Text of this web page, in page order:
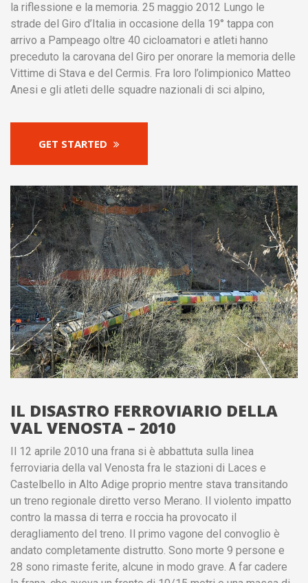
la riflessione e la memoria. 25 maggio 2012 Lungo le
strade del Giro d’Italia in occasione della 19° tappa con
arrivo a Pampeago oltre 40 cicloamatori e atleti hanno
preceduto la carovana del Giro per onorare la memoria delle
Vittime di Stava e del Cermis. Fra loro l’olimpionico Matteo
Anesi e gli atleti delle squadre nazionali di sci alpino,
GET STARTED
IL DISASTRO FERROVIARIO DELLA
VAL VENOSTA – 2010
Il 12 aprile 2010 una frana si è abbattuta sulla linea
ferroviaria della val Venosta fra le stazioni di Laces e
Castelbello in Alto Adige proprio mentre stava transitando
un treno regionale diretto verso Merano. Il violento impatto
contro la massa di terra e roccia ha provocato il
deragliamento del treno. Il primo vagone del convoglio è
andato completamente distrutto. Sono morte 9 persone e
28 sono rimaste ferite, alcune in modo grave. A far cadere